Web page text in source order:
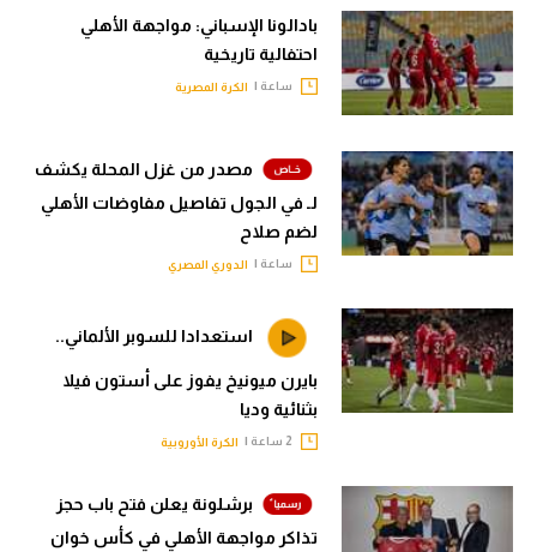
بادالونا الإسباني: مواجهة الأهلي
احتفالية تاريخية
ساعة | الكرة المصرية
مصدر من غزل المحلة يكشف
لـ في الجول تفاصيل مفاوضات الأهلي
لضم صلاح
ساعة | الدوري المصري
استعدادا للسوبر الألماني..
بايرن ميونيخ يفوز على أستون فيلا
بثنائية وديا
الكرة الأوروبية
برشلونة يعلن فتح باب حجز
تذاكر مواجهة الأهلي في كأس خوان